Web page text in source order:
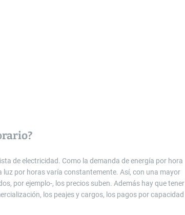
de electricidad. Como la demanda de energía por hora
luz por horas varía constantemente. Así, con una mayor
por ejemplo-, los precios suben. Además hay que tener
los peajes y cargos, los pagos por capacidad